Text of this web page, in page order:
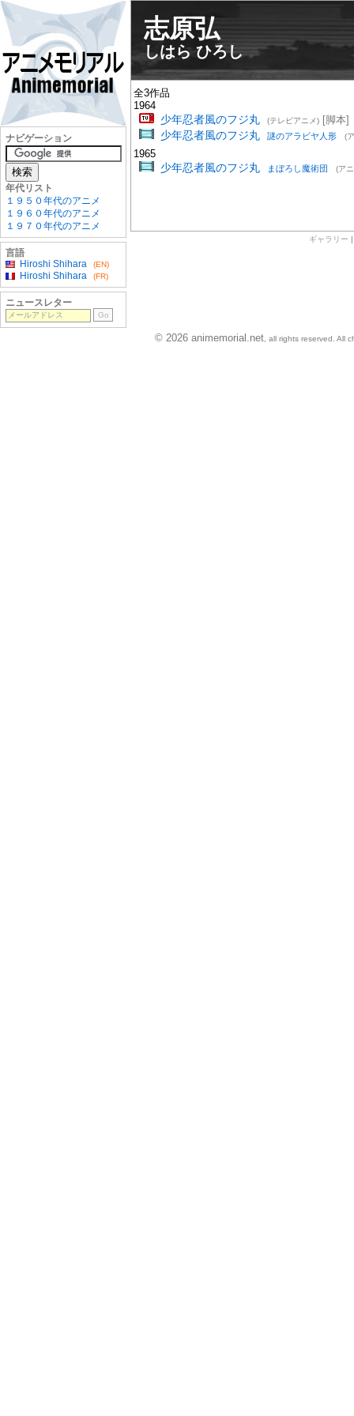
志原弘
しはら ひろし
全3作品
1964
少年忍者風のフジ丸 (テレビアニメ)[脚本]
少年忍者風のフジ丸 謎のアラビヤ人形 (
1965
少年忍者風のフジ丸 まぼろし魔術団 (ア
ギャラリー
ナビゲーション
年代リスト
１９５０年代のアニメ
１９６０年代のアニメ
１９７０年代のアニメ
言語
Hiroshi Shihara
(EN)
Hiroshi Shihara (FR)
ニュースレター
© 2026 animemorial.net , all rights reserved. All